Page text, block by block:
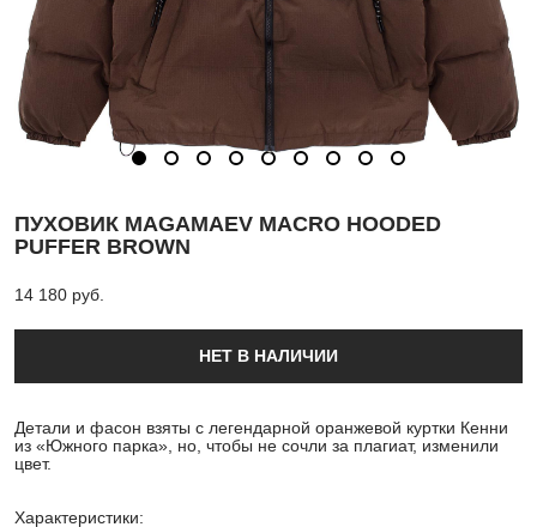
ПУХОВИК MAGAMAEV MACRO HOODED
PUFFER BROWN
14 180 pуб.
НЕТ В НАЛИЧИИ
Детали и фасон взяты с легендарной оранжевой куртки Кенни
из «Южного парка», но, чтобы не сочли за плагиат, изменили
цвет.
Характеристики: